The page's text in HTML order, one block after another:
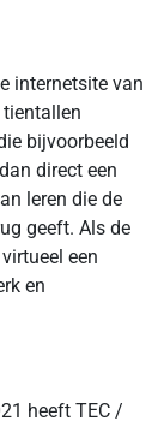
internetsite van
bijvoorbeeld
direct een
leren die de
geeft. Als de
een
en
heeft TEC /